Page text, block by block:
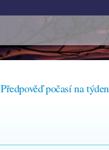
Předpověď počasí na týden